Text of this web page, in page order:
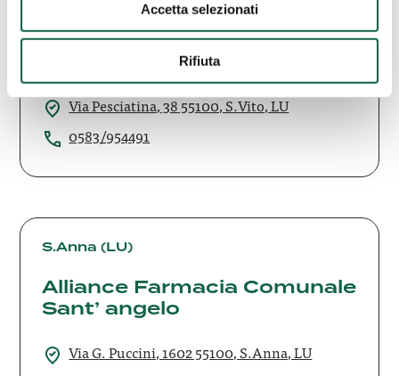
Accetta selezionati
Rifiuta
Alliance Farmacia Comunale
Via Pesciatina, 38 55100, S.Vito, LU
0583/954491
San
S.Anna (LU)
Alliance Farmacia Comunale
Sant’ angelo
Via G. Puccini, 1602 55100, S.Anna, LU
Alliance
Farmacia
Sant’
angelo